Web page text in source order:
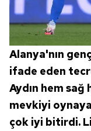
Alanya'nın
ifade eden
Aydın hem
mevkiyi
çok iyi bitirdi.